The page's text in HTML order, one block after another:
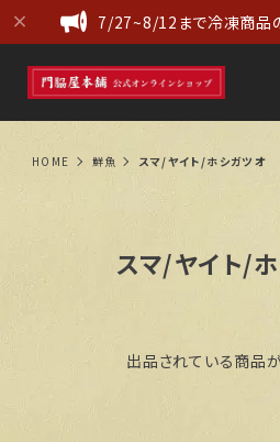
7/27~8/12まで冷凍商品
HOME 鮮魚 スマ/ヤイト/ホシガツオ
スマ/ヤイト/
出品されている商品が